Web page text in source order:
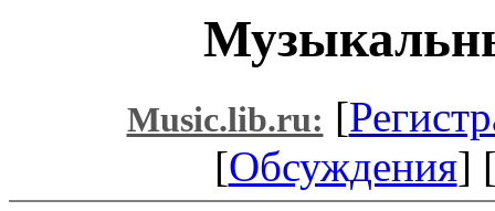
Music.lib.ru: [
[Обсуждения]